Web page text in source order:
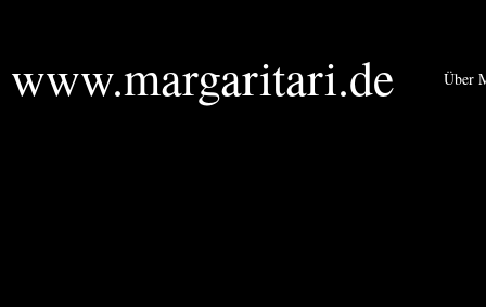
www.margaritari.de Über